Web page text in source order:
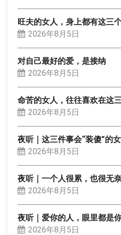
旺夫的女人，身上都有这三
2026年8月5日
对自己最好的爱，是接纳
2026年8月5日
命苦的女人，往往喜欢在这
2026年8月5日
夜听｜这三件事会“装傻”的
2026年8月5日
夜听｜一个人很累，也很无
2026年8月5日
夜听｜爱你的人，眼里都是
2026年8月5日